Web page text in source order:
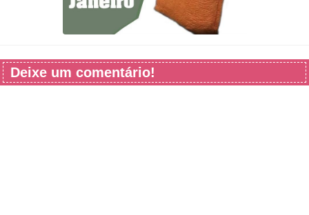
Deixe um comentário!